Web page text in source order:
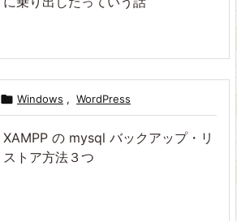
 Windows , WordPress
XAMPP の mysql バックアップ・リ
ストア方法３つ